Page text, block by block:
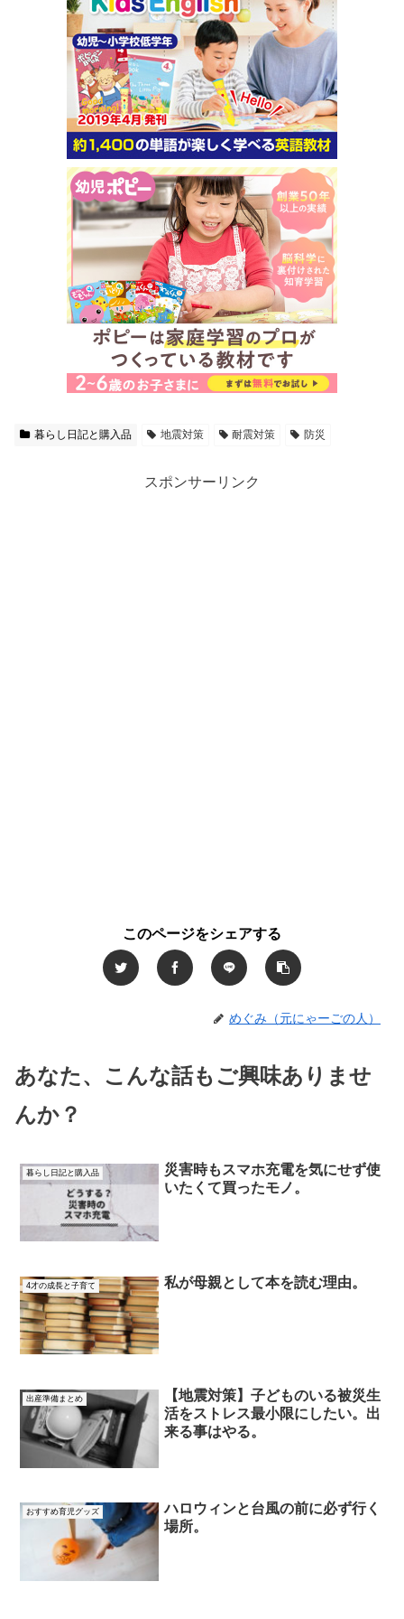
暮らし日記と購入品 地震対策 耐震対策 防災
スポンサーリンク
このページをシェアする
めぐみ（元にゃーごの人）
あなた、こんな話もご興味ありませ
んか？
暮らし日記と購入品
災害時もスマホ充電を気にせず使
いたくて買ったモノ。
4才の成長と子育て 私が母親として本を読む理由。
出産準備まとめ
【地震対策】子どものいる被災生
活をストレス最小限にしたい。出
来る事はやる。
おすすめ育児グッズ
ハロウィンと台風の前に必ず行く
場所。